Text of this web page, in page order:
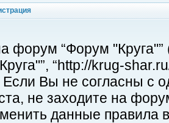
форум “Форум
“http://krug-
Если Вы не согласны с
не заходите на
данные правила